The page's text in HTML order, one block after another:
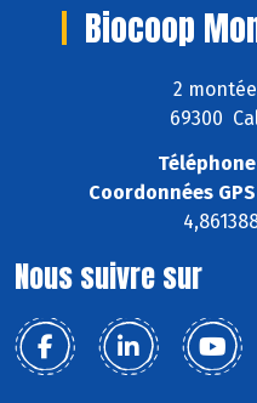
Biocoop
2
69300
Coordonnées
Nous suivre sur